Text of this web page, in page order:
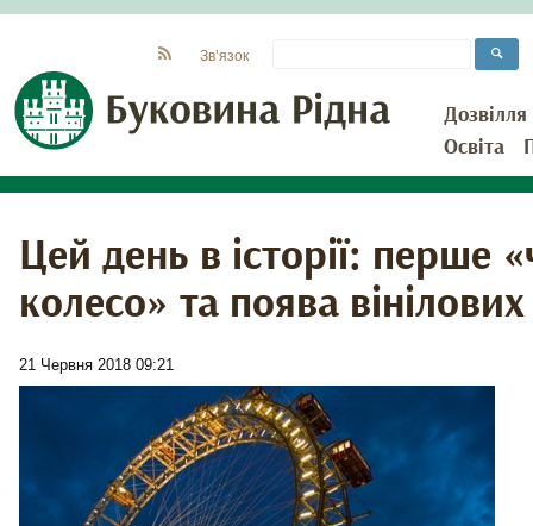
Дозвілля
Освіта
Зв’язок
Цей день в історії: перше
колесо» та поява
21 Червня 2018 09:21